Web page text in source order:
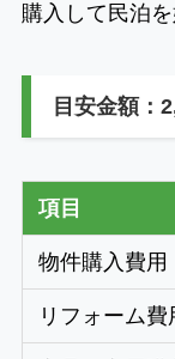
購入して民泊
目安金額：
項目
物件購入費用
リフォーム費